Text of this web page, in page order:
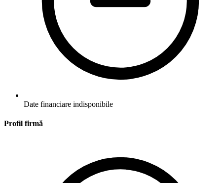
Date financiare indisponibile
Profil firmă